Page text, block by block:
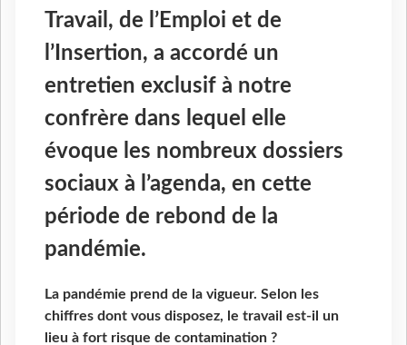
Travail, de l’Emploi et de
l’Insertion, a accordé un
entretien exclusif à notre
confrère dans lequel elle
évoque les nombreux dossiers
sociaux à l’agenda, en cette
période de rebond de la
pandémie.
La pandémie prend de la vigueur. Selon les
chiffres dont vous disposez, le travail est-il un
lieu à fort risque de contamination ?